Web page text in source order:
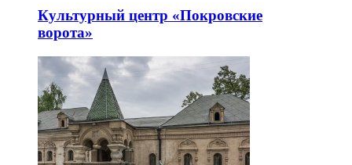
Культурный центр «Покровские
ворота»